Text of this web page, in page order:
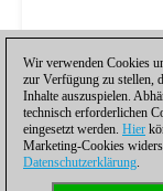
Wir verwenden Cookies
zur Verfügung zu stellen,
Inhalte auszuspielen.
technisch erforderlichen
eingesetzt werden. Hier
Marketing-Cookies
Datenschutzerklärung.